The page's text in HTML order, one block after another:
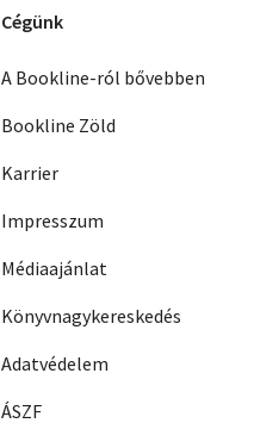
Cégünk
A Bookline-ról bővebben
Bookline Zöld
Karrier
Impresszum
Médiaajánlat
Könyvnagykereskedés
Adatvédelem
ÁSZF